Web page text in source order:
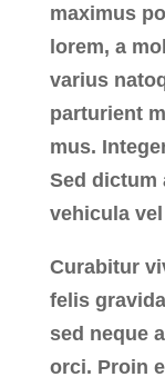
maximus
lorem, a
varius
parturient
mus.
Sed dictum
vehicula
Curabitur
felis
sed neque
orci. Proin